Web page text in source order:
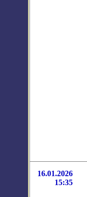
16.01.2026
15:35